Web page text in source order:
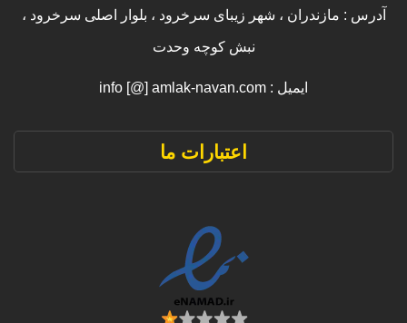
آدرس : مازندران ، شهر زیبای سرخرود ، بلوار اصلی سرخرود ،
نبش کوچه وحدت
ایمیل : info [@] amlak-navan.com
اعتبارات ما